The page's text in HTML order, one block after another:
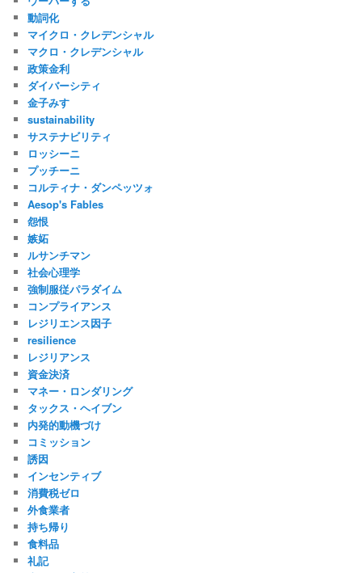
動詞化
マイクロ・クレデンシャル
マクロ・クレデンシャル
政策金利
ダイバーシティ
金子みすゞ
sustainability
サステナビリティ
ロッシーニ
プッチーニ
コルティナ・ダンペッツォ
Aesop's Fables
怨恨
嫉妬
ルサンチマン
社会心理学
強制服従パラダイム
コンプライアンス
レジリエンス因子
resilience
レジリアンス
資金決済
マネー・ロンダリング
タックス・ヘイブン
内発的動機づけ
コミッション
誘因
インセンティブ
消費税ゼロ
外食業者
持ち帰り
食料品
礼記